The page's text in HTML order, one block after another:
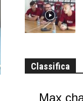
Classifica